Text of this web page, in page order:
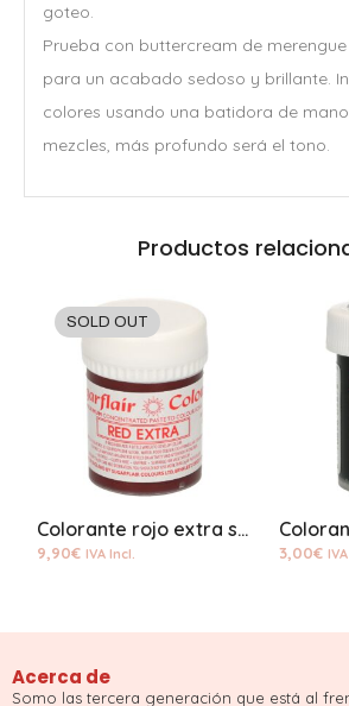
goteo.
Prueba con buttercream de
para un acabado sedoso y brillante.
colores usando una batidora de
mezcles, más profundo será el tono.
Productos
SOLD OUT
Colorante rojo extra sugarflair
9,90€ IVA Incl. 3,00€
Acerca de
Somo las tercera generación que está al